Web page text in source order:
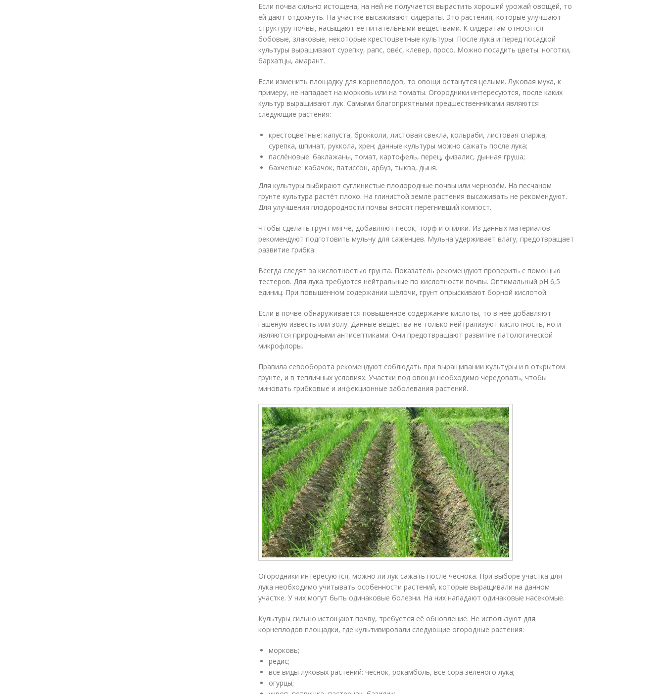
Если почва сильно истощена, на ней не получается вырастить хороший урожай овощей, то
ей дают отдохнуть. На участке высаживают сидераты. Это растения, которые улучшают
структуру почвы, насыщают её питательными веществами. К сидератам относятся
бобовые, злаковые, некоторые крестоцветные культуры. После лука и перед посадкой
культуры выращивают сурепку, рапс, овёс, клевер, просо. Можно посадить цветы: ноготки,
бархатцы, амарант.
Если изменить площадку для корнеплодов, то овощи останутся целыми. Луковая муха, к
примеру, не нападает на морковь или на томаты. Огородники интересуются, после каких
культур выращивают лук. Самыми благоприятными предшественниками являются
следующие растения:
крестоцветные: капуста, брокколи, листовая свёкла, кольраби, листовая спаржа,
сурепка, шпинат, руккола, хрен; данные культуры можно сажать после лука;
паслёновые: баклажаны, томат, картофель, перец, физалис, дынная груша;
бахчевые: кабачок, патиссон, арбуз, тыква, дыня.
Для культуры выбирают суглинистые плодородные почвы или чернозём. На песчаном
грунте культура растёт плохо. На глинистой земле растения высаживать не рекомендуют.
Для улучшения плодородности почвы вносят перегнивший компост.
Чтобы сделать грунт мягче, добавляют песок, торф и опилки. Из данных материалов
рекомендуют подготовить мульчу для саженцев. Мульча удерживает влагу, предотвращает
развитие грибка.
Всегда следят за кислотностью грунта. Показатель рекомендуют проверить с помощью
тестеров. Для лука требуются нейтральные по кислотности почвы. Оптимальный рН 6,5
единиц. При повышенном содержании щёлочи, грунт опрыскивают борной кислотой.
Если в почве обнаруживается повышенное содержание кислоты, то в неё добавляют
гашёную известь или золу. Данные вещества не только нейтрализуют кислотность, но и
являются природными антисептиками. Они предотвращают развитие патологической
микрофлоры.
Правила севооборота рекомендуют соблюдать при выращивании культуры и в открытом
грунте, и в тепличных условиях. Участки под овощи необходимо чередовать, чтобы
миновать грибковые и инфекционные заболевания растений.
Огородники интересуются, можно ли лук сажать после чеснока. При выборе участка для
лука необходимо учитывать особенности растений, которые выращивали на данном
участке. У них могут быть одинаковые болезни. На них нападают одинаковые насекомые.
Культуры сильно истощают почву, требуется её обновление. Не используют для
корнеплодов площадки, где культивировали следующие огородные растения:
морковь;
редис;
все виды луковых растений: чеснок, рокамболь, все сора зелёного лука;
огурцы;